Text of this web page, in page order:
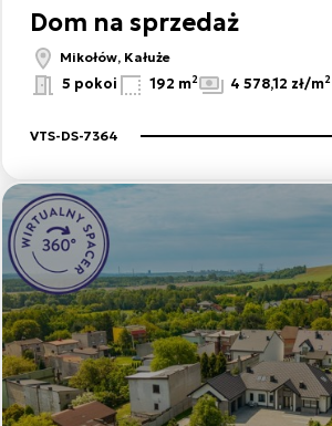
Dom na sprzedaż
Mikołów, Kałuże
5 pokoi 192 m2 4 578,12 zł/m2
VTS-DS-7364